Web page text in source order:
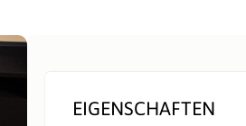
EIGENSCHAFTEN